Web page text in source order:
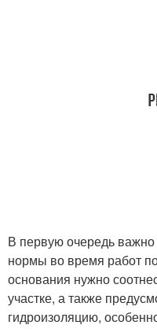
В первую очередь
нормы во время работ
основания нужно
участке, а также
гидроизоляцию,